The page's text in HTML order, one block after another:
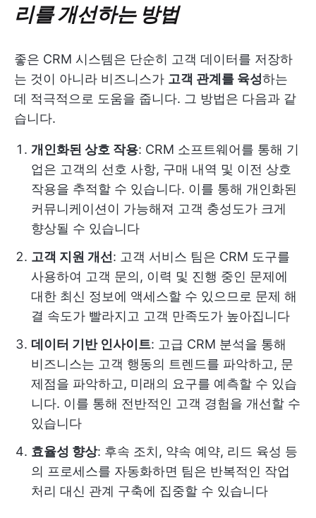
리를 개선하는 방법
좋은 CRM 시스템은 단순히 고객 데이터를 저장하
는 것이 아니라 비즈니스가 고객 관계를 육성하는
데 적극적으로 도움을 줍니다. 그 방법은 다음과 같
습니다.
개인화된 상호 작용: CRM 소프트웨어를 통해 기
업은 고객의 선호 사항, 구매 내역 및 이전 상호
작용을 추적할 수 있습니다. 이를 통해 개인화된
커뮤니케이션이 가능해져 고객 충성도가 크게
향상될 수 있습니다
고객 지원 개선 : 고객 서비스 팀은 CRM 도구를
사용하여 고객 문의, 이력 및 진행 중인 문제에
대한 최신 정보에 액세스할 수 있으므로 문제 해
결 속도가 빨라지고 고객 만족도가 높아집니다
데이터 기반 인사이트: 고급 CRM 분석을 통해
비즈니스는 고객 행동의 트렌드를 파악하고, 문
제점을 파악하고, 미래의 요구를 예측할 수 있습
니다. 이를 통해 전반적인 고객 경험을 개선할 수
있습니다
효율성 향상: 후속 조치, 약속 예약, 리드 육성 등
의 프로세스를 자동화하면 팀은 반복적인 작업
처리 대신 관계 구축에 집중할 수 있습니다